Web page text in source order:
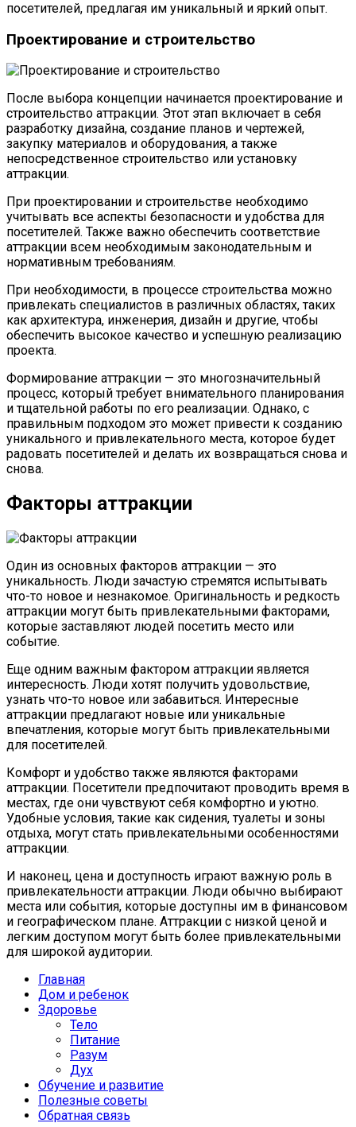
посетителей, предлагая им уникальный и яркий опыт.
Проектирование и строительство
После выбора концепции начинается проектирование и
строительство аттракции. Этот этап включает в себя
разработку дизайна, создание планов и чертежей,
закупку материалов и оборудования, а также
непосредственное строительство или установку
аттракции.
При проектировании и строительстве необходимо
учитывать все аспекты безопасности и удобства для
посетителей. Также важно обеспечить соответствие
аттракции всем необходимым законодательным и
нормативным требованиям.
При необходимости, в процессе строительства можно
привлекать специалистов в различных областях, таких
как архитектура, инженерия, дизайн и другие, чтобы
обеспечить высокое качество и успешную реализацию
проекта.
Формирование аттракции — это многозначительный
процесс, который требует внимательного планирования
и тщательной работы по его реализации. Однако, с
правильным подходом это может привести к созданию
уникального и привлекательного места, которое будет
радовать посетителей и делать их возвращаться снова и
снова.
Факторы аттракции
Один из основных факторов аттракции — это
уникальность. Люди зачастую стремятся испытывать
что-то новое и незнакомое. Оригинальность и редкость
аттракции могут быть привлекательными факторами,
которые заставляют людей посетить место или
событие.
Еще одним важным фактором аттракции является
интересность. Люди хотят получить удовольствие,
узнать что-то новое или забавиться. Интересные
аттракции предлагают новые или уникальные
впечатления, которые могут быть привлекательными
для посетителей.
Комфорт и удобство также являются факторами
аттракции. Посетители предпочитают проводить время в
местах, где они чувствуют себя комфортно и уютно.
Удобные условия, такие как сидения, туалеты и зоны
отдыха, могут стать привлекательными особенностями
аттракции.
И наконец, цена и доступность играют важную роль в
привлекательности аттракции. Люди обычно выбирают
места или события, которые доступны им в финансовом
и географическом плане. Аттракции с низкой ценой и
легким доступом могут быть более привлекательными
для широкой аудитории.
Главная
Дом и ребенок
Здоровье
Тело
Питание
Разум
Дух
Обучение и развитие
Полезные советы
Обратная связь